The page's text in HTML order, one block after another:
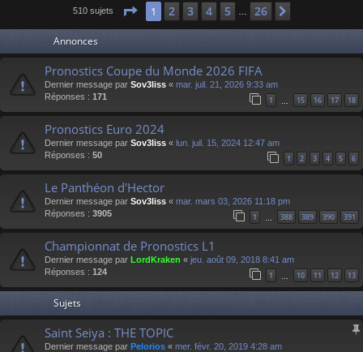
e
510 sujets Page 1sur 26
1 2 3 4 5 26
Annonces
Pronostics Coupe du Monde 2026 FIFA
Dernier message par Sov3liss « mar. juil. 21, 2026 9:33 am
Réponses : 171 1 15 16 17 18
Pronostics Euro 2024
Dernier message par Sov3liss « lun. juil. 15, 2024 12:47 am
Réponses : 50 1 2 3 4 5 6
Le Panthéon d'Hector
Dernier message par Sov3liss « mar. mars 03, 2026 11:18 pm
Réponses : 3905 1 388 389 390 391
Championnat de Pronostics L1
Dernier message par LordKraken « jeu. août 09, 2018 8:41 am
Réponses : 124 1 10 11 12 13
Sujets
Saint Seiya : THE TOPIC
Dernier message par Pelorios « mer. févr. 20, 2019 4:28 am